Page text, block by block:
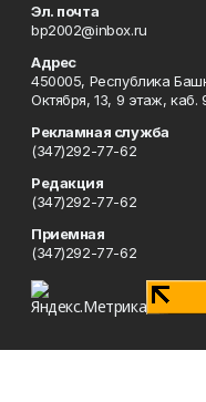
Эл. почта
bp2002@inbox.ru
Адрес
450005, Республика
Октября, 13, 9 этаж, каб.
Рекламная служба
(347)292-77-62
Редакция
(347)292-77-62
Приемная
(347)292-77-62